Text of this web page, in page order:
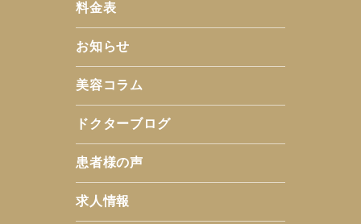
料金表
お知らせ
美容コラム
ドクターブログ
患者様の声
求人情報